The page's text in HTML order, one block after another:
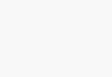
れ お中元 お歳暮 母の日